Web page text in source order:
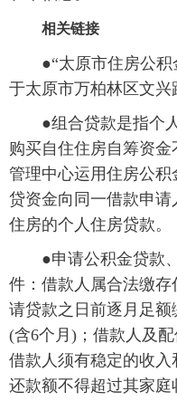
相关链接
●“太原市住房公积
于太原市万柏林区文兴
●组合贷款是指个人
购买自住住房自筹资
管理中心运用住房公
贷资金向同一借款申
住房的个人住房贷款。
●申请公积金贷款、
件：借款人属合法缴
请贷款之日前逐月足
(含6个月)；借款人及
借款人须有稳定的收入
还款额不得超过其家庭